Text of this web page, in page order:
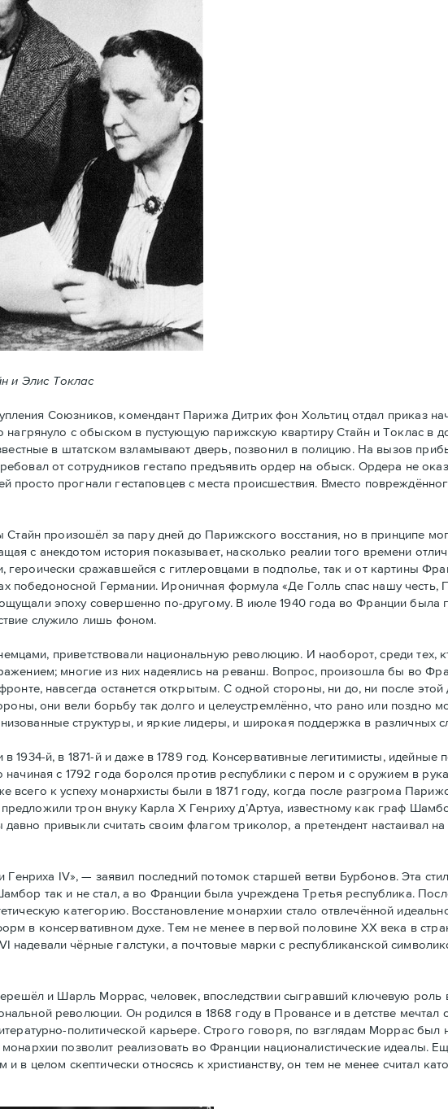
и Элис Токлас
Союзников, комендант Парижа Дитрих фон Хольтиц отдал приказ
нагрянуло с обыском в пустующую парижскую квартиру Стайн и Токлaс в
в штатском взламывают дверь, позвонил в полицию. На вызов
от сотрудников гестапо предъявить ордер на обыск. Ордера не
прогнали гестаповцев с места происшествия. Вместо
произошёл за пару дней до Парижского восстания, но в принципe
с анекдотом история показывает, насколько реалии того времени
героически сражавшейся с гитлеровцами в подполье, так и от картины
победоносной Германии. Ироничная формула «Де Голль спас нашу честь,
эпоху совершенно по-другому. В июле 1940 года во Франции была
служило лишь фоном.
приветствовали национальную революцию. И наоборот, среди тех,
многие из них надеялись на реванш. Вопрос, произошла бы во
навсегда останется открытым. С одной стороны, ни до, ни после
они вели борьбу так долго и целеустремлённо, что рано или поздно
структуры, и яркие лидеры, и широкая поддержка в различных
1934-й, в 1871-й и даже в 1789 год. Консервативные легитимисты, идейные
с 1792 года боролся против республики с пером и с оружием в
всего к успеху монархисты были в 1871 году, когда после разгрома
трон внуку Карла Х Генриху д’Артуа, известному как граф
привыкли считать своим флагoм триколор, а претендент настаивал
IV», — заявил последний потомок старшей ветви Бурбонов. Эта
так и не стал, а во Франции была учреждена Третья республика.
категорию. Восстановление монархии стало отвлечённой
в консервативном духе. Тем не менее в первой половине ХХ века в
чёрные галстуки, а почтовые марки с республиканской
и Шарль Моррас, человек, впоследствии сыгравший ключевую роль
революции. Он родился в 1868 году в Провансе и в детстве
политической карьере. Строго говоря, по взглядам Моррас был
позволит реализовать во Франции националистические идеалы.
и в целом скептически относясь к христианству, он тем не менее считал